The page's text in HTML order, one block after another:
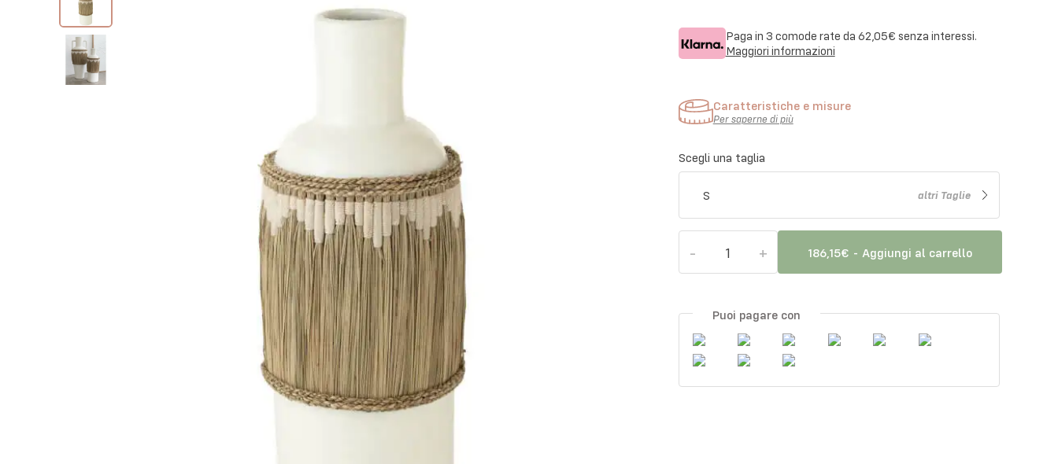
Paga in 3 comode rate da 62,05€ senza interessi.
Maggiori informazioni
Caratteristiche e misure
Per saperne di più
Scegli una taglia
S altri Taglie
- 1 + 186,15€ - Aggiungi al carrello
Puoi pagare con